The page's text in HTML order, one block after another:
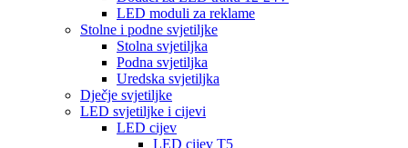
LED moduli za reklame
Stolne i podne svjetiljke
Stolna svjetiljka
Podna svjetiljka
Uredska svjetiljka
Dječje svjetiljke
LED svjetiljke i cijevi
LED cijev
LED cijev T5